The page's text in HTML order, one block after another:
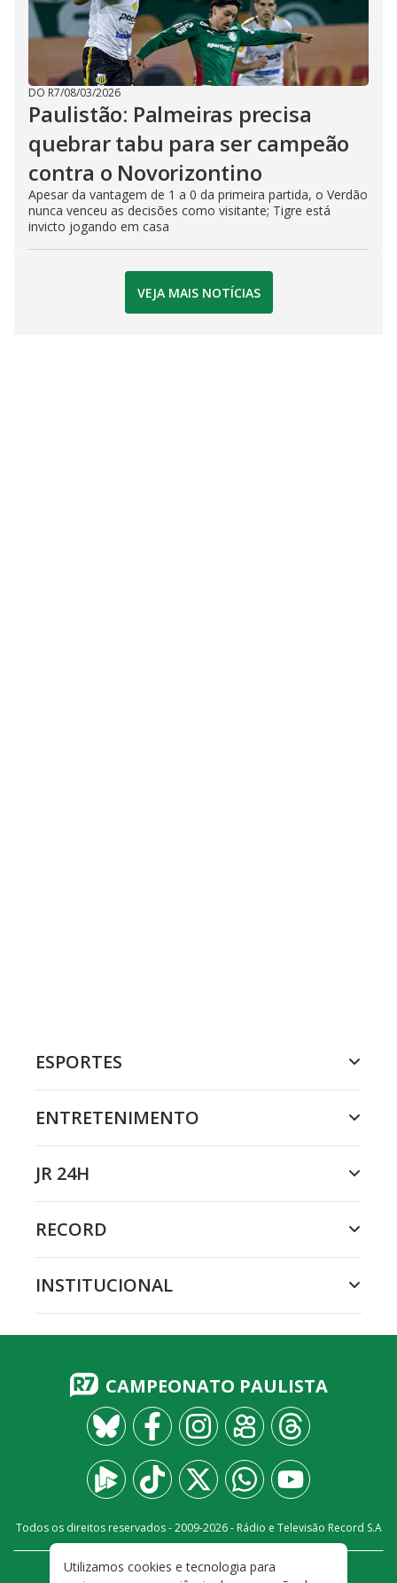
DO R7/08/03/2026
Paulistão: Palmeiras precisa
quebrar tabu para ser campeão
contra o Novorizontino
Apesar da vantagem de 1 a 0 da primeira partida, o Verdão
nunca venceu as decisões como visitante; Tigre está
invicto jogando em casa
VEJA MAIS NOTÍCIAS
ESPORTES
ENTRETENIMENTO
JR 24H
RECORD
INSTITUCIONAL
CAMPEONATO PAULISTA
Todos os direitos reservados - 2009-2026- Rádio e Televisão Record S.A
FALE CONOSCO PRIVACIDADE
Utilizamos cookies e tecnologia para